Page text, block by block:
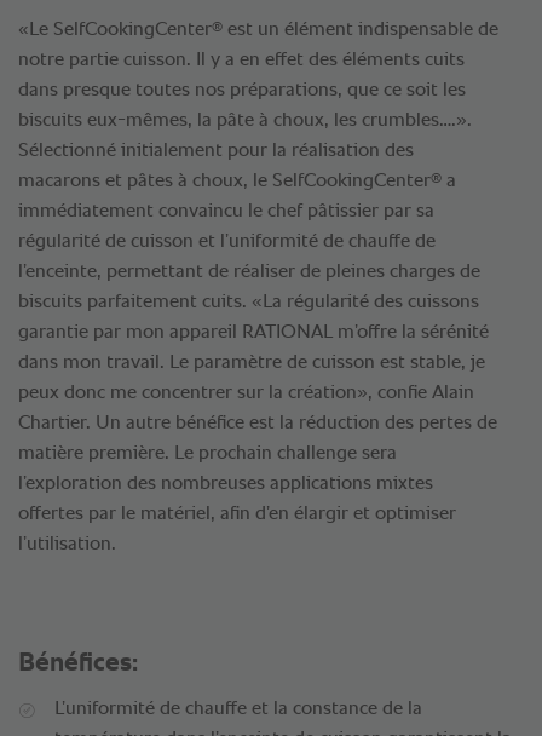
«Le SelfCookingCenter® est un élément indispensable de
notre partie cuisson. Il y a en effet des éléments cuits
dans presque toutes nos préparations, que ce soit les
biscuits eux-mêmes, la pâte à choux, les crumbles….».
Sélectionné initialement pour la réalisation des
macarons et pâtes à choux, le SelfCookingCenter® a
immédiatement convaincu le chef pâtissier par sa
régularité de cuisson et l’uniformité de chauffe de
l’enceinte, permettant de réaliser de pleines charges de
biscuits parfaitement cuits. «La régularité des cuissons
garantie par mon appareil RATIONAL m’offre la sérénité
dans mon travail. Le paramètre de cuisson est stable, je
peux donc me concentrer sur la création», confie Alain
Chartier. Un autre bénéfice est la réduction des pertes de
matière première. Le prochain challenge sera
l’exploration des nombreuses applications mixtes
offertes par le matériel, afin d’en élargir et optimiser
l’utilisation.
Bénéfices:
L’uniformité de chauffe et la constance de la